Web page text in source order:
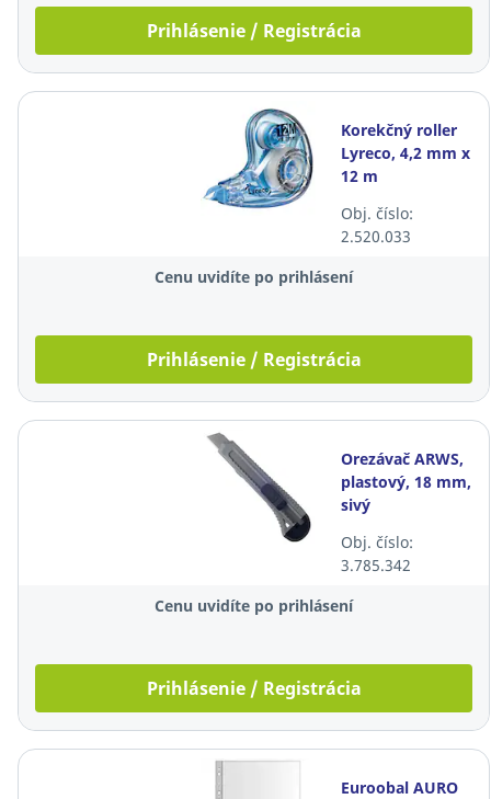
Prihlásenie / Registrácia
Korekčný roller
Lyreco, 4,2 mm x
12 m
Obj. číslo:
2.520.033
Cenu uvidíte po prihlásení
Prihlásenie / Registrácia
Orezávač ARWS,
plastový, 18 mm,
sivý
Obj. číslo:
3.785.342
Cenu uvidíte po prihlásení
Prihlásenie / Registrácia
Euroobal AURO